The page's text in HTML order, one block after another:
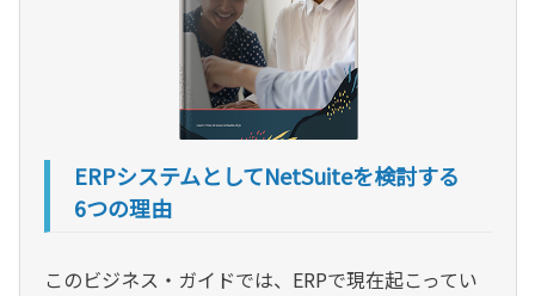
ERPシステムとしてNetSuiteを検討する
6つの理由
このビジネス・ガイドでは、ERPで現在起こってい